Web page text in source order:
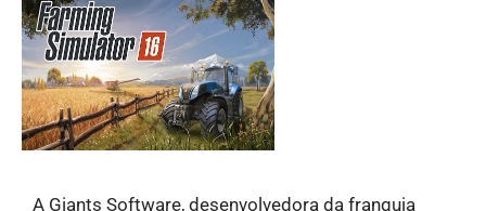
A Giants Software, desenvolvedora da franquia